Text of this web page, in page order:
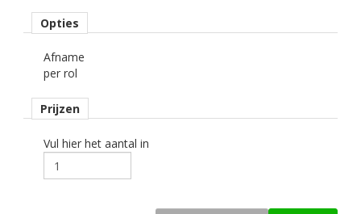
Kenmerk belijming
Kleur type
eco-solvent, latex, uv.
Ondergrond
Opties
Afname
per rol
Prijzen
Vul hier het aantal in